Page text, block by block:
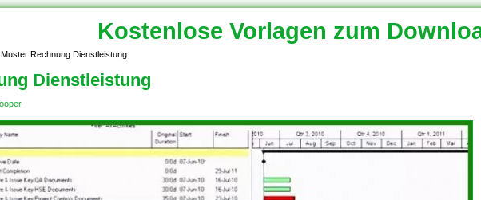
Kostenlose Vorlagen zum
Muster Rechnung Dienstleistung
Dienstleistung